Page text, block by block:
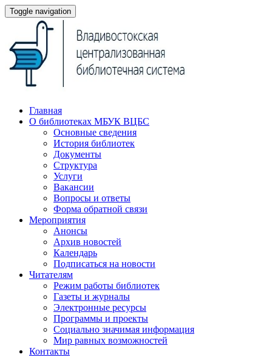
Toggle navigation
Главная
О библиотеках МБУК ВЦБС
Основные сведения
История библиотек
Документы
Структура
Услуги
Вакансии
Вопросы и ответы
Форма обратной связи
Мероприятия
Анонсы
Архив новостей
Календарь
Подписаться на новости
Читателям
Режим работы библиотек
Газеты и журналы
Электронные ресурсы
Программы и проекты
Социально значимая информация
Мир равных возможностей
Контакты